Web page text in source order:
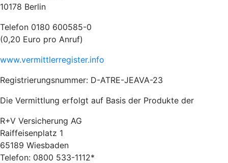
10178 Berlin
Telefon 0180 600585-0
(0,20 Euro pro Anruf)
www.vermittlerregister.info
Registrierungsnummer: D-ATRE-JEAVA-23
Die Vermittlung erfolgt auf Basis der Produkte der
R+V Versicherung AG
Raiffeisenplatz 1
65189 Wiesbaden
Telefon: 0800 533-1112*